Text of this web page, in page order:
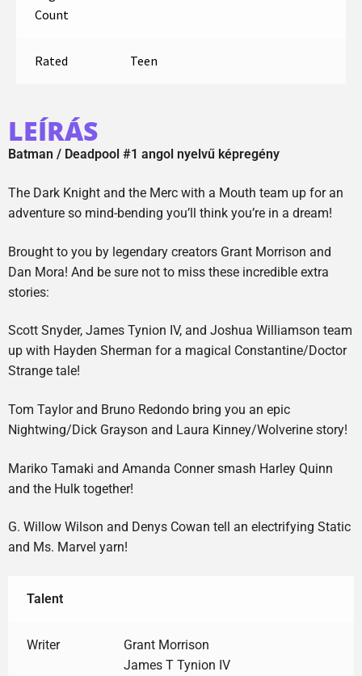
Count
Rated Teen
LEÍRÁS
Batman / Deadpool #1 angol nyelvű képregény
The Dark Knight and the Merc with a Mouth team up for an
adventure so mind-bending you’ll think you’re in a dream!
Brought to you by legendary creators Grant Morrison and
Dan Mora! And be sure not to miss these incredible extra
stories:
Scott Snyder, James Tynion IV, and Joshua Williamson team
up with Hayden Sherman for a magical Constantine/Doctor
Strange tale!
Tom Taylor and Bruno Redondo bring you an epic
Nightwing/Dick Grayson and Laura Kinney/Wolverine story!
Mariko Tamaki and Amanda Conner smash Harley Quinn
and the Hulk together!
G. Willow Wilson and Denys Cowan tell an electrifying Static
and Ms. Marvel yarn!
Talent
Writer
Grant Morrison
James T Tynion IV